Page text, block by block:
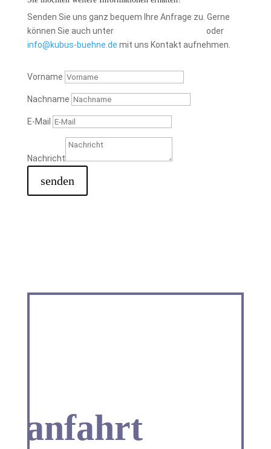
Senden Sie uns ganz bequem Ihre Anfrage zu. Gerne
können Sie auch unter
oder
info@kubus-buehne.de mit uns Kontakt aufnehmen.
Vorname
Nachname
E-Mail
Nachricht
senden
anfahrt